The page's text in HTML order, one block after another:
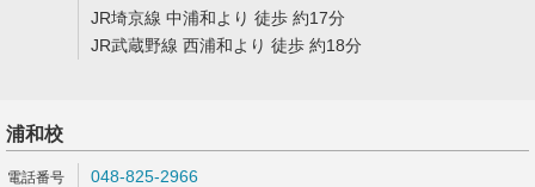
JR埼京線 中浦和より 徒歩 約17分
JR武蔵野線 西浦和より 徒歩 約18分
浦和校
048-825-2966